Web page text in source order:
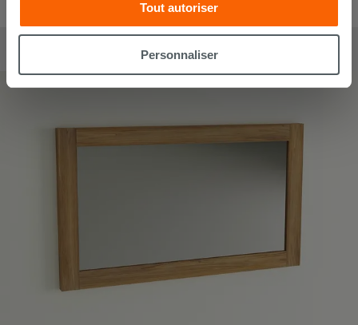
combiner ces informations avec d’autres que vous leur
avez fournies ou qu’ils ont recueillies à partir de votre
utilisation sur leurs services. Si vous souhaitez en savoir
cookies, ou à quelques-uns seulement,cliquez iciou
cliquant sur la touche « Acceptez tout ». En cliquant sur
la touche « X », vous pourrez continuer à naviguer après
Tout autoriser
Personnaliser
Miroir de salle de bains Olas Led 120x90 tactile